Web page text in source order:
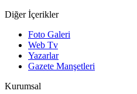
Diğer İçerikler
Foto Galeri
Web Tv
Yazarlar
Gazete Manşetleri
Kurumsal